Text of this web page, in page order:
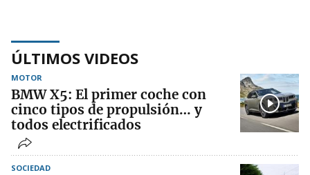
ÚLTIMOS VIDEOS
MOTOR
BMW X5: El primer coche con
cinco tipos de propulsión… y
todos electrificados
SOCIEDAD